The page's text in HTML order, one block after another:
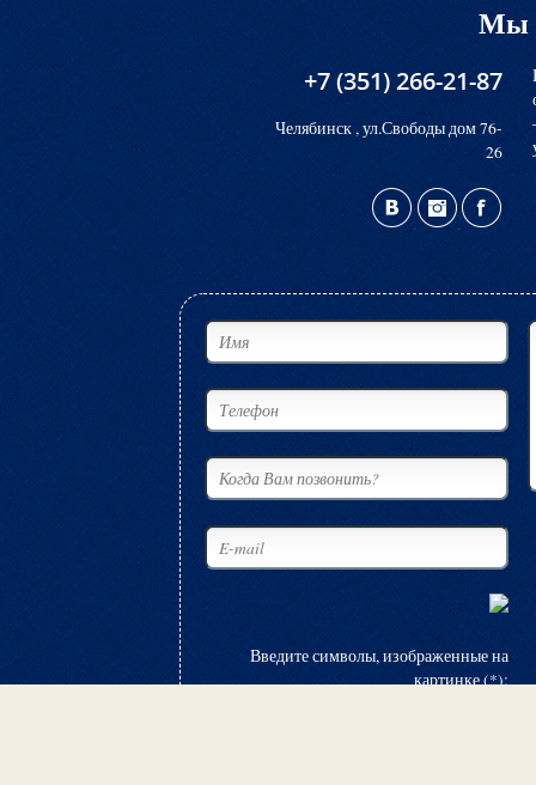
Мы
+7 (351) 266-21-87
Челябинск , ул.Свободы дом 76-
26
Введите символы, изображенные на
картинке (*):